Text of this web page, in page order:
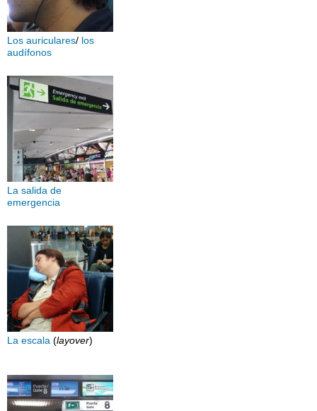
Los auriculares/ los
audífonos
La salida de
emergencia
La escala (layover)